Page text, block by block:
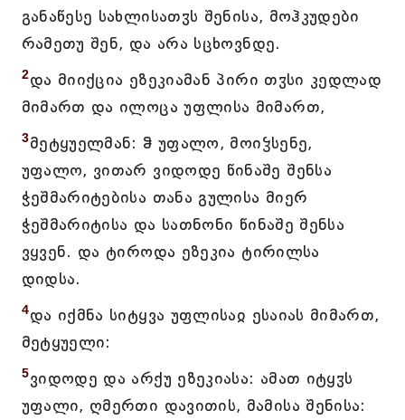
განაწესე სახლისათჳს შენისა, მოჰკუდები
რამეთუ შენ, და არა სცხოვნდე.
2და მიიქცია ეზეკიამან პირი თჳსი კედლად
მიმართ და ილოცა უფლისა მიმართ,
3მეტყუელმან: ჵ უფალო, მოიჴსენე,
უფალო, ვითარ ვიდოდე წინაშე შენსა
ჭეშმარიტებისა თანა გულისა მიერ
ჭეშმარიტისა და სათნონი წინაშე შენსა
ვყვენ. და ტიროდა ეზეკია ტირილსა
დიდსა.
4და იქმნა სიტყვა უფლისაჲ ესაიას მიმართ,
მეტყუელი:
5ვიდოდე და არქუ ეზეკიასა: ამათ იტყჳს
უფალი, ღმერთი დავითის, მამისა შენისა: